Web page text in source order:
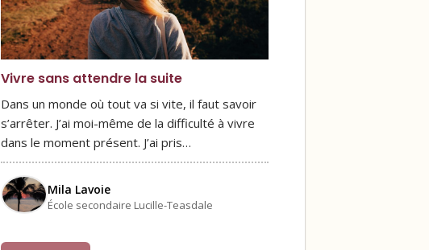
Vivre sans attendre la suite
Dans un monde où tout va si vite, il faut savoir
s’arrêter. J’ai moi-même de la difficulté à vivre
dans le moment présent. J’ai pris…
Mila Lavoie
École secondaire Lucille-Teasdale